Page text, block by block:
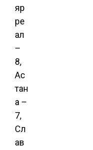
яр
ре
ал
–
8,
Ас
тан
а –
7,
Сл
ав